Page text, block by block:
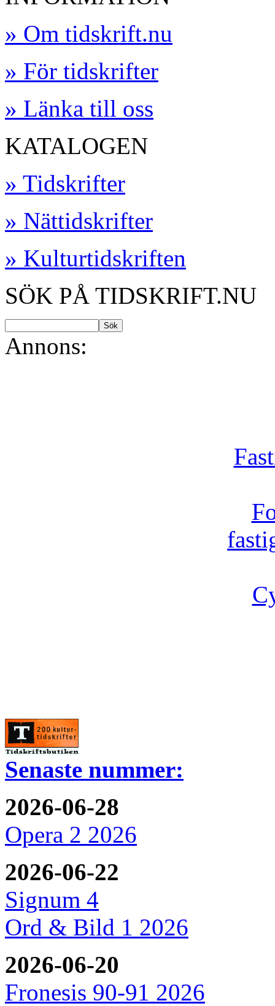
» Om tidskrift.nu
» För tidskrifter
» Länka till oss
KATALOGEN
» Tidskrifter
» Nättidskrifter
» Kulturtidskriften
SÖK PÅ TIDSKRIFT.NU
Annons:
Senaste nummer:
2026-06-28
Opera 2 2026
2026-06-22
Signum 4
Ord & Bild 1 2026
2026-06-20
Fronesis 90-91 2026